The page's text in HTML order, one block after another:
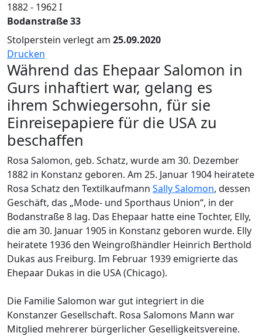
1882 - 1962I
Bodanstraße 33
Stolperstein verlegt am 25.09.2020
Drucken
Während das Ehepaar Salomon in
Gurs inhaftiert war, gelang es
ihrem Schwiegersohn, für sie
Einreisepapiere für die USA zu
beschaffen
Rosa Salomon, geb. Schatz, wurde am 30. Dezember
1882 in Konstanz geboren. Am 25. Januar 1904 heiratete
Rosa Schatz den Textilkaufmann Sally Salomon, dessen
Geschäft, das „Mode- und Sporthaus Union“, in der
Bodanstraße 8 lag. Das Ehepaar hatte eine Tochter, Elly,
die am 30. Januar 1905 in Konstanz geboren wurde. Elly
heiratete 1936 den Wein­groß­händler Heinrich Berthold
Dukas aus Freiburg. Im Februar 1939 emigrierte das
Ehepaar Dukas in die USA (Chicago).
Die Familie Salomon war gut integriert in die
Konstanzer Gesellschaft. Rosa Salomons Mann war
Mitglied mehrerer bürgerlicher Geselligkeitsvereine.